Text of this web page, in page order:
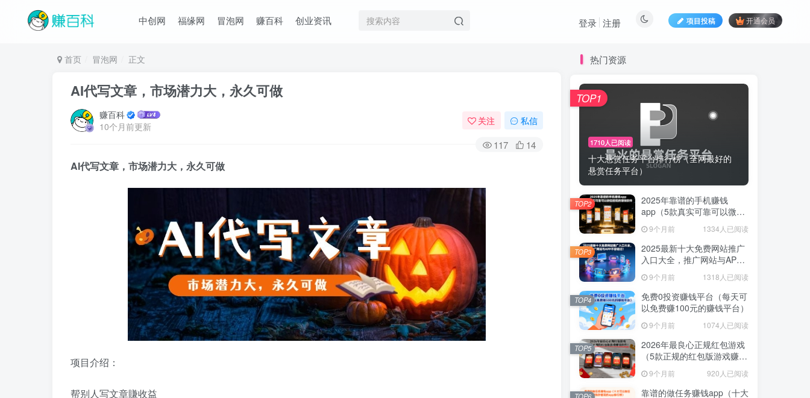
中创网 福缘网 冒泡网 赚百科 创业资讯 项目投稿 开通会员
登录 注册
首页 冒泡网 正文
AI代写文章，市场潜力大，永久可做
赚百科
10个月前更新
关注 私信
117 14
AI代写文章，市场潜力大，永久可做
项目介绍：
帮别人写文章賺收益
热门资源
1710人已阅读
十大悬赏任务平台排行榜（全网最好的
悬赏任务平台）
TOP1
2025年靠谱的手机赚钱
app（5款真实可靠可以微信
9个月前 1334人已阅读
TOP2
2025最新十大免费网站推广
入口大全，推广网站与APP
9个月前 1318人已阅读
TOP3
免费0投资赚钱平台（每天可
以免费赚100元的赚钱平台）
9个月前 1074人已阅读
TOP4
2026年最良心正规红包游戏
（5款正规的红包版游戏赚钱
9个月前 920人已阅读
TOP5
靠谱的做任务赚钱app（十大